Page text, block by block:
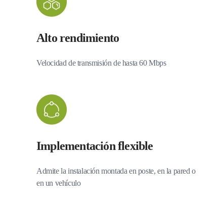
Alto rendimiento
Velocidad de transmisión de hasta 60 Mbps
Implementación flexible
Admite la instalación montada en poste, en la pared o
en un vehículo